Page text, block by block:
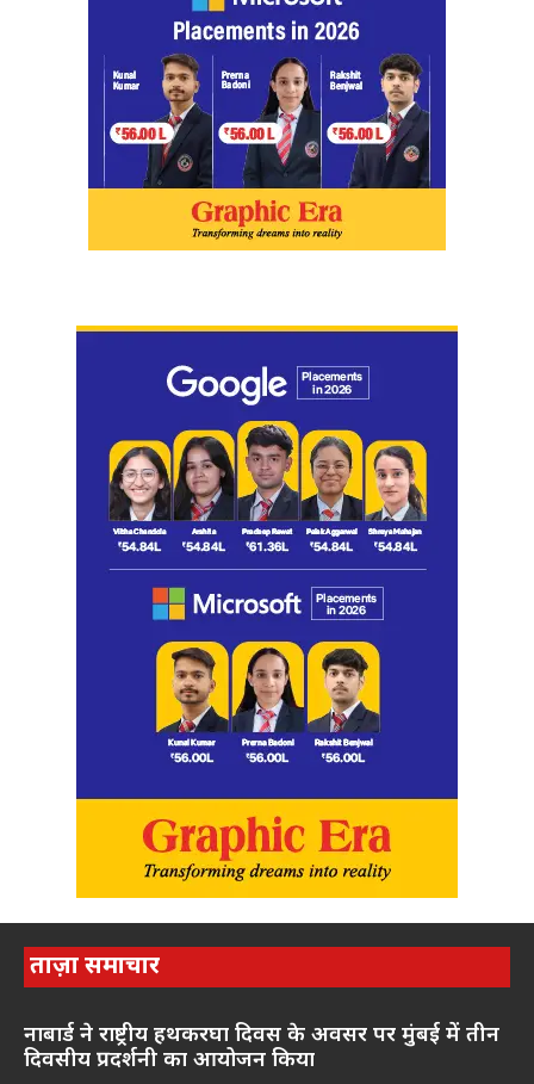
ताज़ा समाचार
नाबार्ड ने राष्ट्रीय हथकरघा दिवस के अवसर पर मुंबई में तीन
दिवसीय प्रदर्शनी का आयोजन किया